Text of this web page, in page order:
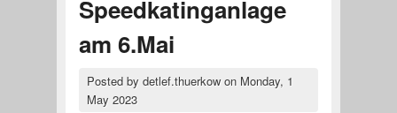
Speedkatinganlage
am 6.Mai
Posted by detlef.thuerkowon Monday, 1
May 2023